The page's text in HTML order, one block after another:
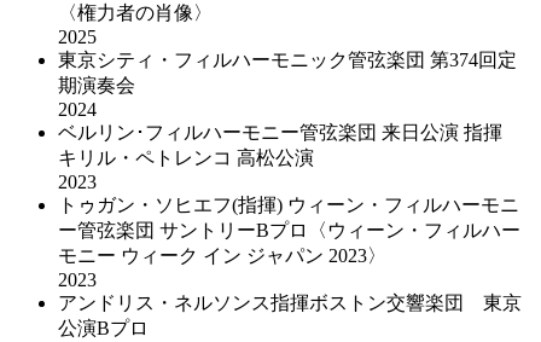
〈権力者の肖像〉
2025
東京シティ・フィルハーモニック管弦楽団 第374回定
期演奏会
2024
ベルリン･フィルハーモニー管弦楽団 来日公演 指揮
キリル・ペトレンコ 高松公演
2023
トゥガン・ソヒエフ(指揮) ウィーン・フィルハーモニ
ー管弦楽団 サントリーBプロ〈ウィーン・フィルハー
モニー ウィーク イン ジャパン 2023〉
2023
アンドリス・ネルソンス指揮ボストン交響楽団 東京
公演Bプロ